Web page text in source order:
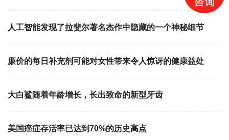
人工智能发现了拉斐尔著名杰作中隐藏的一个神秘细节
廉价的每日补充剂可能对女性带来令人惊讶的健康益处
大白鲨随着年龄增长，长出致命的新型牙齿
美国癌症存活率已达到70%的历史高点